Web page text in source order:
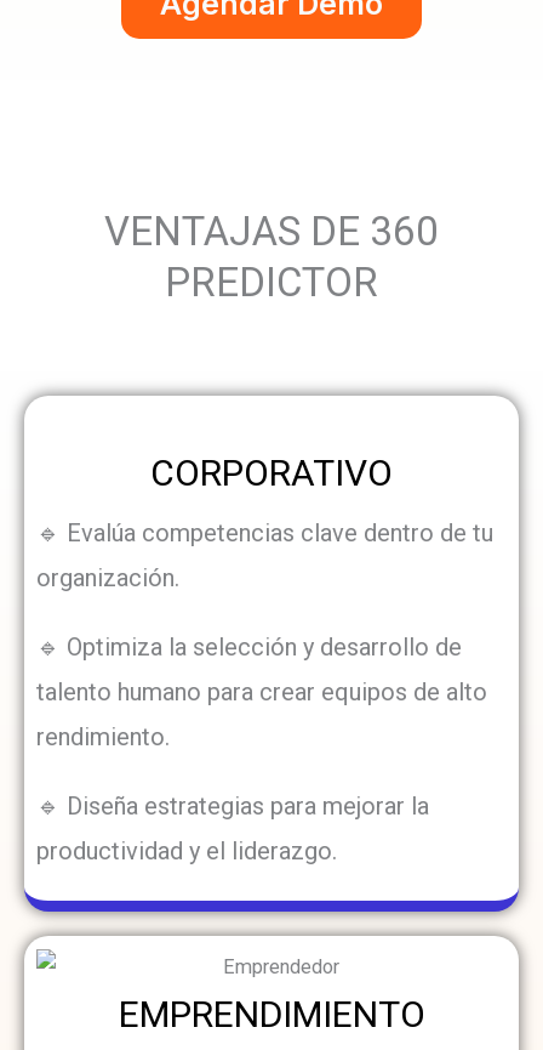
VENTAJAS DE 360
PREDICTOR
CORPORATIVO
🔹 Evalúa competencias clave dentro de tu
organización.
🔹 Optimiza la selección y desarrollo de
talento humano para crear equipos de alto
rendimiento.
🔹 Diseña estrategias para mejorar la
productividad y el liderazgo.
EMPRENDIMIENTO